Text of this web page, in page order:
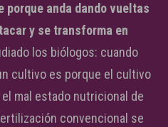
porque anda dando vueltas
y se transforma en
los biólogos: cuando
cultivo es porque el cultivo
mal estado nutricional de
convencional se